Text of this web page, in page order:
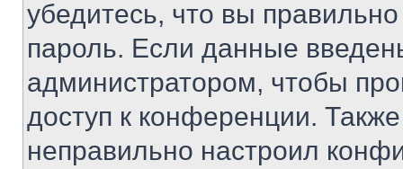
убедитесь, что вы
пароль. Если данные
администратором, чтобы
доступ к конференции.
неправильно настроил